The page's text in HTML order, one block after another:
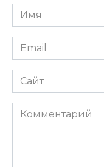
Имя
*
Email
*
Сайт
Комментарий